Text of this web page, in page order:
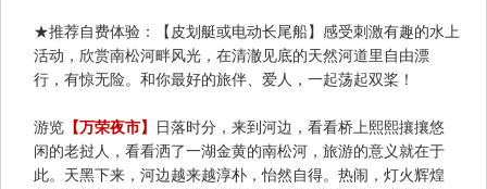
★推荐自费体验：【皮划艇或电动长尾船】感受刺激有趣的水上
活动，欣赏南松河畔风光，在清澈见底的天然河道里自由漂
行，有惊无险。和你最好的旅伴、爱人，一起荡起双桨！
游览 【万荣夜市】
日落时分，来到河边，看看桥上熙熙攘攘悠
闲的老挝人，看看洒了一湖金黄的南松河，旅游的意义就在于
此。天黑下来，河边越来越淳朴，怡然自得。热闹，灯火辉煌